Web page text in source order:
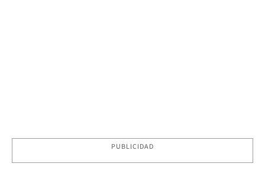
PUBLICIDAD